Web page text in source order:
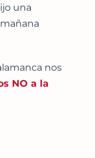
una
nos
NO a la